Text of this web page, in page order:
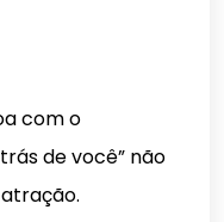
com o
de você” não